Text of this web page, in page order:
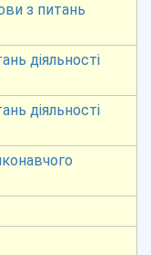
з питань
діяльності
діяльності